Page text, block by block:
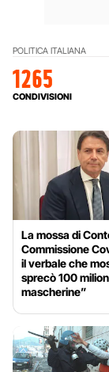
POLITICA ITALIANA
1265
CONDIVISIONI
La mossa di
Commissione
il verbale che
sprecò 100
mascherine”